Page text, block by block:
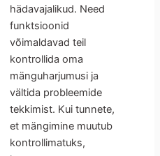
hädavajalikud. Need
funktsioonid
võimaldavad teil
kontrollida oma
mänguharjumusi ja
vältida probleemide
tekkimist. Kui tunnete,
et mängimine muutub
kontrollimatuks,